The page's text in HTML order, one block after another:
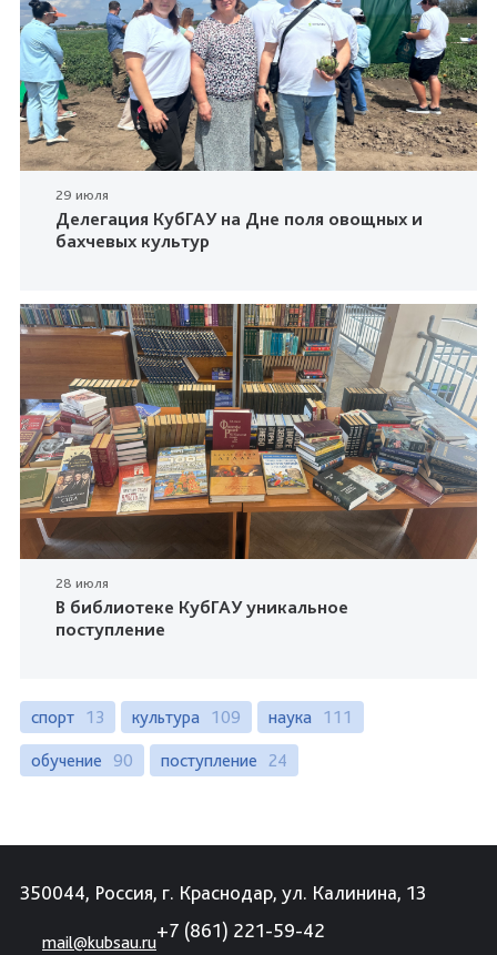
29 июля
Делегация КубГАУ на Дне поля овощных и
бахчевых культур
28 июля
В библиотеке КубГАУ уникальное
поступление
спорт 13 культура 109 наука 111
обучение 90 поступление 24
350044, Россия, г. Краснодар, ул. Калинина, 13
mail@kubsau.ru
+7 (861) 221-59-42